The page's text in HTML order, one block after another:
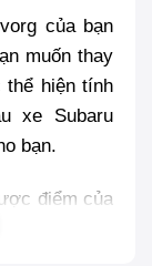
của bạn
muốn thay
thể hiện tính
xe Subaru
bạn.
điểm của
liệu, màu